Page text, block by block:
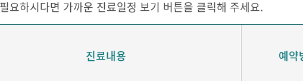
요하시다면 가까운 진료일정 보기 버튼을 클릭해 주세요.
진료내용 예약